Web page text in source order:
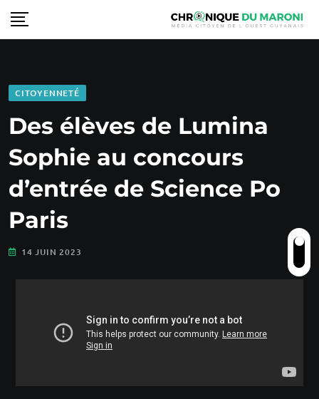
CITOYENNETÉ
Des élèves de Lumina
Sophie au concours
d’entrée de Science Po
Paris
14 JUIN 2023